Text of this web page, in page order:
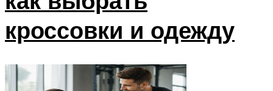
кроссовки и одежду